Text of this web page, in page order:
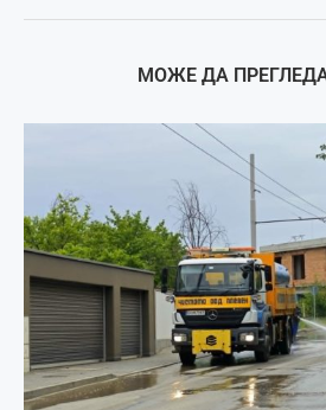
МОЖЕ ДА